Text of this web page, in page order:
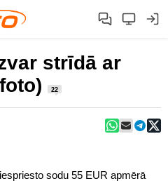
strīdā ar
22
sodu 55 EUR apmērā